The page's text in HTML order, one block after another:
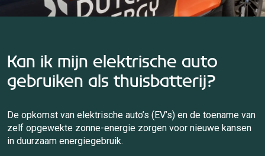
Kan ik mijn elektrische auto
gebruiken als thuisbatterij?
De opkomst van elektrische auto’s (EV’s) en de toename van
zelf opgewekte zonne-energie zorgen voor nieuwe kansen
in duurzaam energiegebruik.